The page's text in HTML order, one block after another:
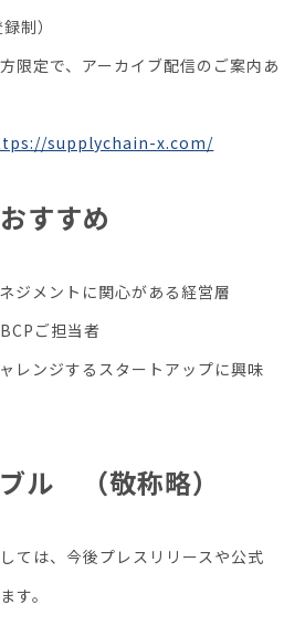
制）
限定で、アーカイブ配信のご案内あ
supplychain-x.com/
すすめ
ジメントに関心がある経営層
ご担当者
レンジするスタートアップに興味
ル （敬称略）
ては、今後プレスリリースや公式
す。